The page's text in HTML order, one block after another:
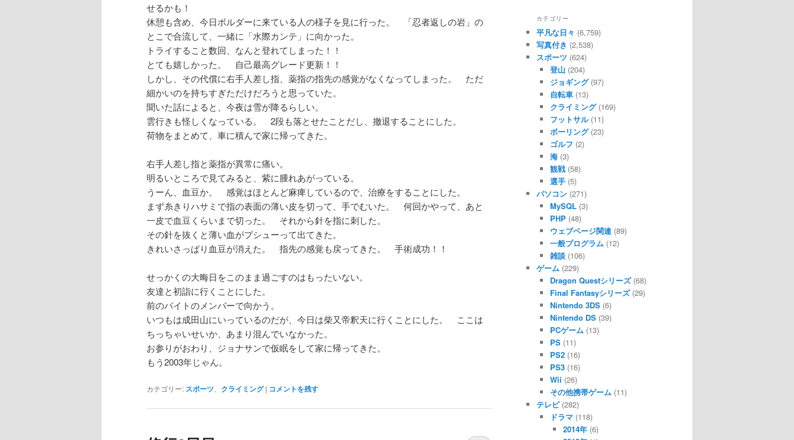
せるかも！
休憩も含め、今日ボルダーに来ている人の様子を見に行った。 「忍者返しの岩」の
とこで合流して、一緒に「水際カンテ」に向かった。
トライすること数回、なんと登れてしまった！！
とても嬉しかった。 自己最高グレード更新！！
しかし、その代償に右手人差し指、薬指の指先の感覚がなくなってしまった。 ただ
細かいのを持ちすぎただけだろうと思っていた。
聞いた話によると、今夜は雪が降るらしい。
雲行きも怪しくなっている。 2段も落とせたことだし、撤退することにした。
荷物をまとめて、車に積んで家に帰ってきた。
右手人差し指と薬指が異常に痛い。
明るいところで見てみると、紫に腫れあがっている。
うーん、血豆か。 感覚はほとんど麻痺しているので、治療をすることにした。
まず糸きりハサミで指の表面の薄い皮を切って、手でむいた。 何回かやって、あと
一皮で血豆くらいまで切った。 それから針を指に刺した。
その針を抜くと薄い血がプシューって出てきた。
きれいさっぱり血豆が消えた。 指先の感覚も戻ってきた。 手術成功！！
せっかくの大晦日をこのまま過ごすのはもったいない。
友達と初詣に行くことにした。
前のバイトのメンバーで向かう。
いつもは成田山にいっているのだが、今日は柴又帝釈天に行くことにした。 ここは
ちっちゃいせいか、あまり混んでいなかった。
お参りがおわり、ジョナサンで仮眠をして家に帰ってきた。
もう2003年じゃん。
カテゴリー: スポーツ クライミング | コメントを残す
カテゴリー
平凡な日々 (6,759)
写真付き (2,538)
スポーツ (624)
登山 (204)
ジョギング(97)
自転車(13)
クライミング(169)
フットサル(11)
ボーリング(23)
ゴルフ (2)
海(3)
観戦(58)
選手(5)
パソコン (271)
MySQL(3)
PHP(48)
ウェブページ関連(89)
一般プログラム (12)
雑談(106)
ゲーム (229)
Dragon Questシリーズ(68)
Final Fantasyシリーズ(29)
Nintendo 3DS(6)
Nintendo DS(39)
PCゲーム (13)
PS(11)
PS2(16)
PS3(16)
Wii (26)
その他携帯ゲーム (11)
テレビ(282)
ドラマ(118)
2014年 (6)